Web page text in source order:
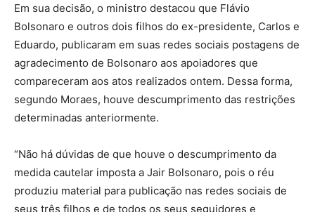
Em sua decisão, o ministro destacou que Flávio
Bolsonaro e outros dois filhos do ex-presidente, Carlos e
Eduardo, publicaram em suas redes sociais postagens de
agradecimento de Bolsonaro aos apoiadores que
compareceram aos atos realizados ontem. Dessa forma,
segundo Moraes, houve descumprimento das restrições
determinadas anteriormente.
“Não há dúvidas de que houve o descumprimento da
medida cautelar imposta a Jair Bolsonaro, pois o réu
produziu material para publicação nas redes sociais de
seus três filhos e de todos os seus seguidores e